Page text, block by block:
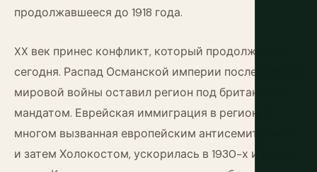
продолжавшееся до 1918 года.
XX век принес конфликт, который продолжается
сегодня. Распад Османской империи после Первой
мировой войны оставил регион под британским
мандатом. Еврейская иммиграция в регион, во
многом вызванная европейским антисемитизмом
и затем Холокостом, ускорилась в 1930-х и 1940-х